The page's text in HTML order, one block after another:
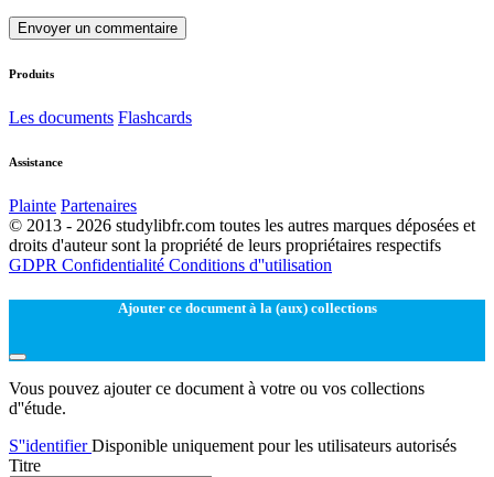
Envoyer un commentaire
Produits
Les documents Flashcards
Assistance
Plainte Partenaires
© 2013 - 2026 studylibfr.com toutes les autres marques déposées et
droits d'auteur sont la propriété de leurs propriétaires respectifs
GDPR Confidentialité Conditions d''utilisation
Ajouter ce document à la (aux) collections
Vous pouvez ajouter ce document à votre ou vos collections
d''étude.
S''identifierDisponible uniquement pour les utilisateurs autorisés
Titre